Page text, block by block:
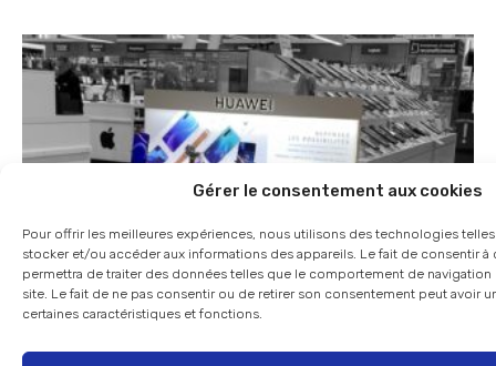
Gérer le consentement aux cookies
Pour offrir les meilleures expériences, nous utilisons des technologies
stocker et/ou accéder aux informations des appareils. Le fait de consentir
permettra de traiter des données telles que le comportement de navigation
site. Le fait de ne pas consentir ou de retirer son consentement peut avoir
certaines caractéristiques et fonctions.